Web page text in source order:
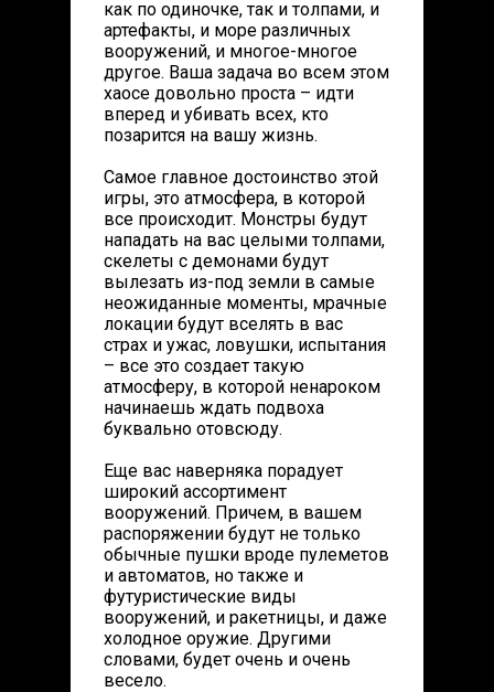
как по одиночке, так и толпами, и
артефакты, и море различных
вооружений, и многое-многое
другое. Ваша задача во всем этом
хаосе довольно проста – идти
вперед и убивать всех, кто
позарится на вашу жизнь.
Самое главное достоинство этой
игры, это атмосфера, в которой
все происходит. Монстры будут
нападать на вас целыми толпами,
скелеты с демонами будут
вылезать из-под земли в самые
неожиданные моменты, мрачные
локации будут вселять в вас
страх и ужас, ловушки, испытания
– все это создает такую
атмосферу, в которой ненароком
начинаешь ждать подвоха
буквально отовсюду.
Еще вас наверняка порадует
широкий ассортимент
вооружений. Причем, в вашем
распоряжении будут не только
обычные пушки вроде пулеметов
и автоматов, но также и
футуристические виды
вооружений, и ракетницы, и даже
холодное оружие. Другими
словами, будет очень и очень
весело.